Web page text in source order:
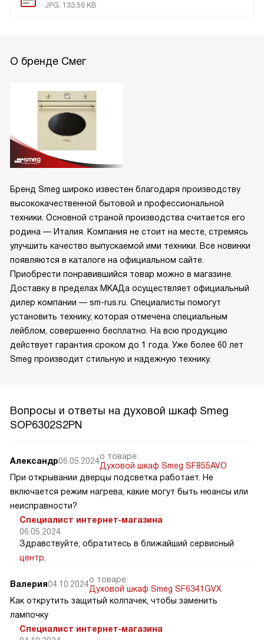
JPG, 133.56 KB
О бренде Смег
Бренд Smeg широко известен благодаря производству
высококачественной бытовой и профессиональной
техники. Основной страной производства считается его
родина — Италия. Компания не стоит на месте, стремясь
улучшить качество выпускаемой ими техники. Все новинки
появляются в каталоге на официальном сайте.
Приобрести понравившийся товар можно в магазине.
Доставку в пределах МКАДа осуществляет официальный
дилер компании — sm-rus.ru. Специалисты помогут
установить технику, которая отмечена специальным
лейблом, совершенно бесплатно. На всю продукцию
действует гарантия сроком до 1 года. Уже более 60 лет
Smeg производит стильную и надежную технику.
Вопросы и ответы на духовой шкаф Smeg
SOP6302S2PN
Александр06.05.2024о товаре:
Духовой шкаф Smeg SF855AVO
При открывании дверцы подсветка работает. Не
включается режим нагрева, какие могут быть нюансы или
неисправности?
Специалист интернет-магазина
06.05.2024
Здравствуйте, обратитесь в ближайший сервисный
центр
Валерия04.10.2024о товаре:
Духовой шкаф Smeg SF6341GVX
Как открутить защитый колпачек, чтобы заменить
лампочку
Специалист интернет-магазина